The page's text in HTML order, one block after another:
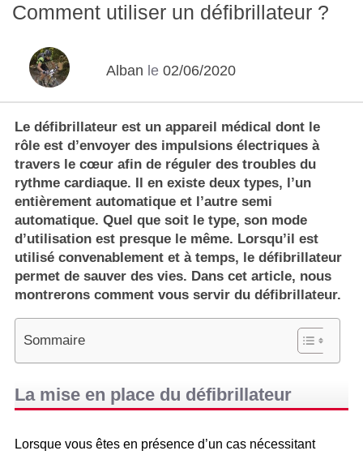
Comment utiliser un défibrillateur ?
Alban le 02/06/2020
Le défibrillateur est un appareil médical dont le
rôle est d’envoyer des impulsions électriques à
travers le cœur afin de réguler des troubles du
rythme cardiaque. Il en existe deux types, l’un
entièrement automatique et l’autre semi
automatique. Quel que soit le type, son mode
d’utilisation est presque le même. Lorsqu’il est
utilisé convenablement et à temps, le défibrillateur
permet de sauver des vies. Dans cet article, nous
montrerons comment vous servir du défibrillateur.
Sommaire
La mise en place du défibrillateur
Lorsque vous êtes en présence d’un cas nécessitant